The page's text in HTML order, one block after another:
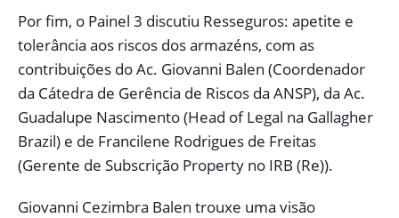
Por fim, o Painel 3 discutiu Resseguros: apetite e
tolerância aos riscos dos armazéns, com as
contribuições do Ac. Giovanni Balen (Coordenador
da Cátedra de Gerência de Riscos da ANSP), da Ac.
Guadalupe Nascimento (Head of Legal na Gallagher
Brazil) e de Francilene Rodrigues de Freitas
(Gerente de Subscrição Property no IRB (Re)).
Giovanni Cezimbra Balen trouxe uma visão